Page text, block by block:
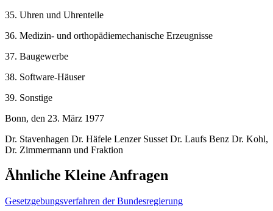
35. Uhren und Uhrenteile
36. Medizin- und orthopädiemechanische Erzeugnisse
37. Baugewerbe
38. Software-Häuser
39. Sonstige
Bonn, den 23. März 1977
Dr. Stavenhagen Dr. Häfele Lenzer Susset Dr. Laufs Benz Dr. Kohl,
Dr. Zimmermann und Fraktion
Ähnliche Kleine Anfragen
Gesetzgebungsverfahren der Bundesregierung